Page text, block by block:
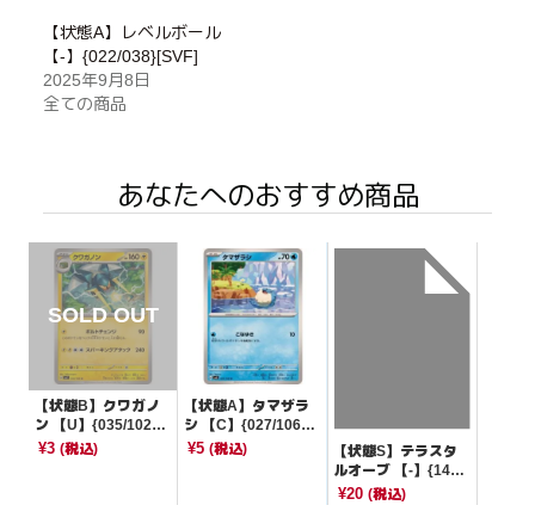
【状態A】レベルボール
【-】{022/038}[SVF]
2025年9月8日
全ての商品
あなたへのおすすめ商品
【状態B】クワガノ
ン 【U】{035/102}
[SV7]
¥3 (税込)
【状態A】タマザラ
シ 【C】{027/106}
[SV8]
¥5(税込)
【状態S】テラスタ
ルオーブ 【-】{145/
187}[SV8a]
¥20 (税込)